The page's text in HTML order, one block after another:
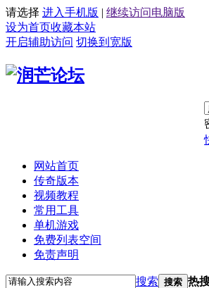
请选择 进入手机版 | 继续访问电脑版
设为首页收藏本站
开启辅助访问 切换到宽版
网站首页
传奇版本
视频教程
常用工具
单机游戏
免费列表空间
免责声明
搜索 搜索 热